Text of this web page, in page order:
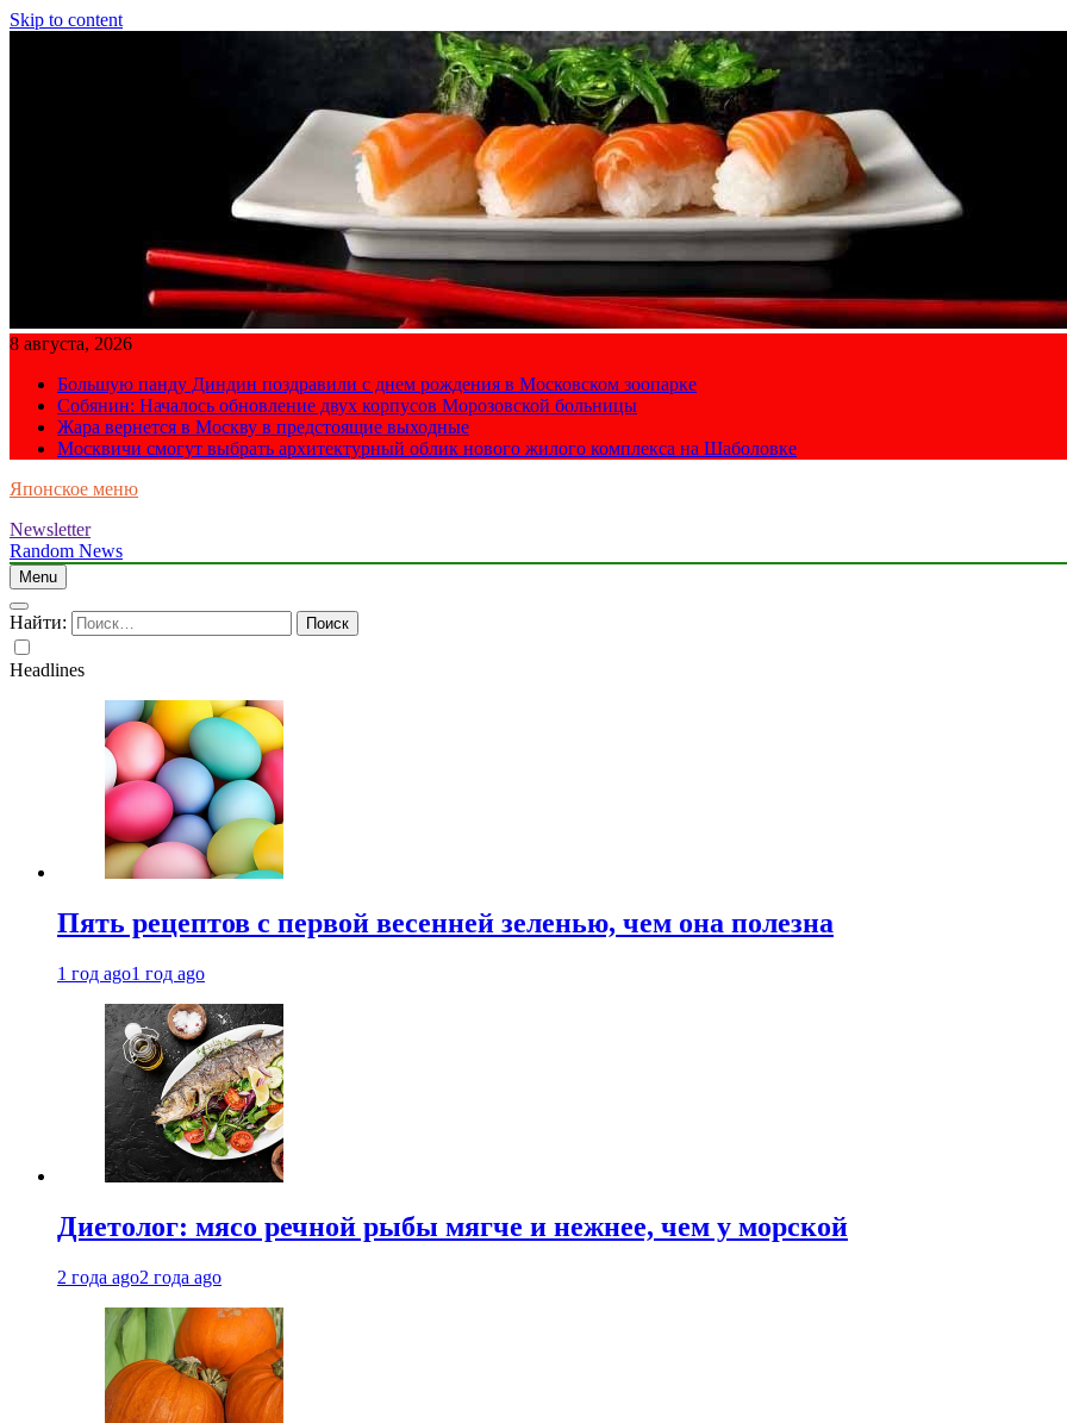
Skip to content
8 августа, 2026
Большую панду Диндин поздравили с днем рождения в Московском зоопарке
Собянин: Началось обновление двух корпусов Морозовской больницы
Жара вернется в Москву в предстоящие выходные
Москвичи смогут выбрать архитектурный облик нового жилого комплекса на Шаболовке
Японское меню
Newsletter
Random News
Menu
Найти:
Headlines
Пять рецептов с первой весенней зеленью, чем она полезна
1 год ago1 год ago
Диетолог: мясо речной рыбы мягче и нежнее, чем у морской
2 года ago2 года ago